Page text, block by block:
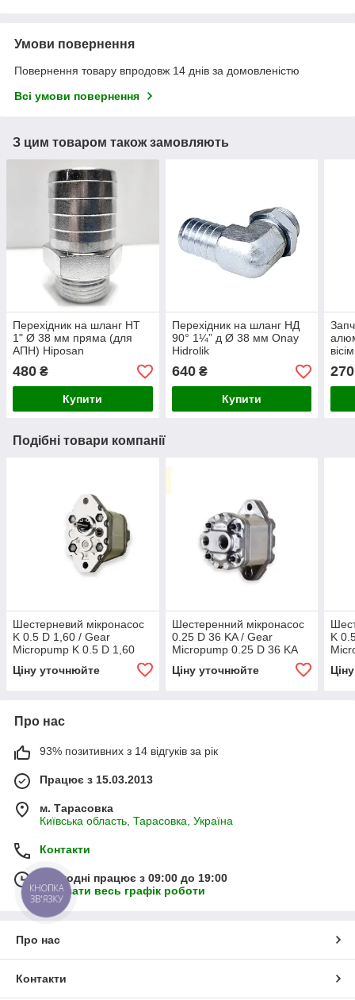
Умови повернення
Повернення товару впродовж 14 днів за домовленістю
Всі умови повернення
З цим товаром також замовляють
Перехідник на шланг НТ
1" Ø 38 мм пряма (для
АПН) Hiposan
480 ₴
Купити
Перехідник на шланг НД
90° 1¼” д Ø 38 мм Onay
Hidrolik
640₴
Купити
270
Подібні товари компанії
Шестерневий мікронасос
K 0.5 D 1,60 / Gear
Micropump K 0.5 D 1,60
Ціну уточнюйте
Шестеренний мікронасос
0.25 D 36 KA / Gear
Micropump 0.25 D 36 KA
Ціну уточнюйте
K
Про нас
93% позитивних з 14 відгуків за рік
Працює з 15.03.2013
м. Тарасовка
Київська область, Тарасовка, Україна
Контакти
Сьогодні працює з 09:00 до 19:00
Показати весь графік роботи
Про нас
Контакти
КНОПКА
ЗВ'ЯЗКУ